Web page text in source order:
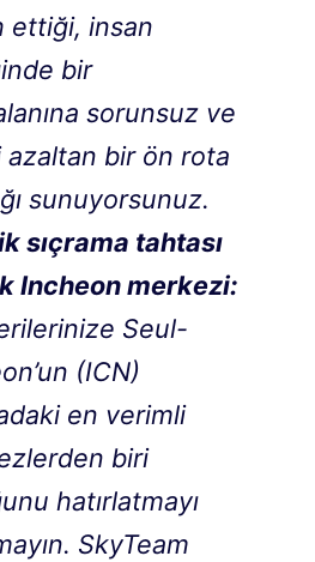
ettiği, insan
bir
sorunsuz ve
azaltan bir ön rota
sunuyorsunuz.
sıçrama tahtası
Incheon merkezi:
Seul-
(ICN)
en verimli
biri
hatırlatmayı
SkyTeam